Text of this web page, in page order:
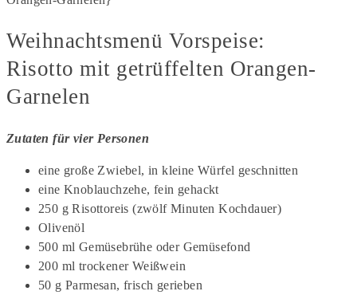
Weihnachtsmenü Vorspeise:
Risotto mit getrüffelten Orangen-
Garnelen
Zutaten für vier Personen
eine große Zwiebel, in kleine Würfel geschnitten
eine Knoblauchzehe, fein gehackt
250 g Risottoreis (zwölf Minuten Kochdauer)
Olivenöl
500 ml Gemüsebrühe oder Gemüsefond
200 ml trockener Weißwein
50 g Parmesan, frisch gerieben